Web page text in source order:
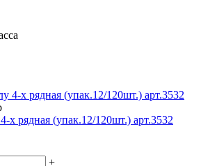
х рядная (упак.12/120шт.) арт.3532
+